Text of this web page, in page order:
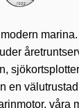
en
våra